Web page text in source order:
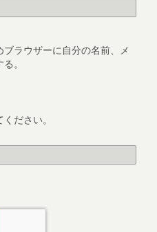
ラウザーに自分の名前、メ
。
ださい。